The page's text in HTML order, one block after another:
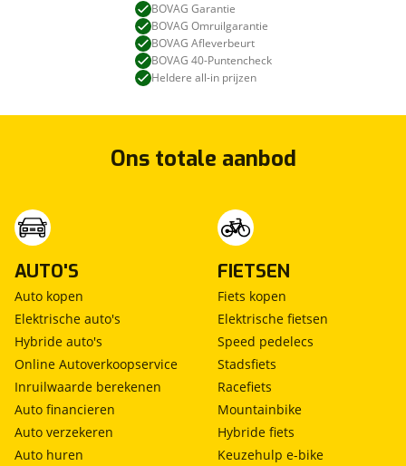
BOVAG Garantie
BOVAG Omruilgarantie
BOVAG Afleverbeurt
BOVAG 40-Puntencheck
Heldere all-in prijzen
Ons totale aanbod
AUTO'S
Auto kopen
Elektrische auto's
Hybride auto's
Online Autoverkoopservice
Inruilwaarde berekenen
Auto financieren
Auto verzekeren
Auto huren
FIETSEN
Fiets kopen
Elektrische fietsen
Speed pedelecs
Stadsfiets
Racefiets
Mountainbike
Hybride fiets
Keuzehulp e-bike